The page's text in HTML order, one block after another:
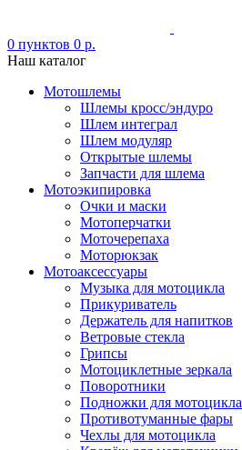
0 пунктов 0 р.
Наш каталог
Мотошлемы
Шлемы кросс/эндуро
Шлем интеграл
Шлем модуляр
Открытые шлемы
Запчасти для шлема
Мотоэкипировка
Очки и маски
Мотоперчатки
Моточерепаха
Моторюкзак
Мотоаксессуары
Музыка для мотоцикла
Прикуриватель
Держатель для напитков
Ветровые стекла
Грипсы
Мотоциклетные зеркала
Поворотники
Подножки для мотоцикла
Противотуманные фары
Чехлы для мотоцикла